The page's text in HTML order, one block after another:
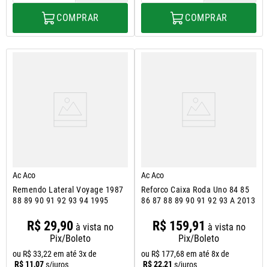
COMPRAR COMPRAR
Ac Aco
Remendo Lateral Voyage 1987
88 89 90 91 92 93 94 1995
R$ 29,90 à vista no
Pix/Boleto
ou R$33,22 em até 3x de
R$ 11,07s/juros
Ac Aco
Reforco Caixa Roda Uno 84 85
86 87 88 89 90 91 92 93 A 2013
R$ 159,91 à vista no
Pix/Boleto
ou R$ 177,68 em até 8x de
R$22,21 s/juros